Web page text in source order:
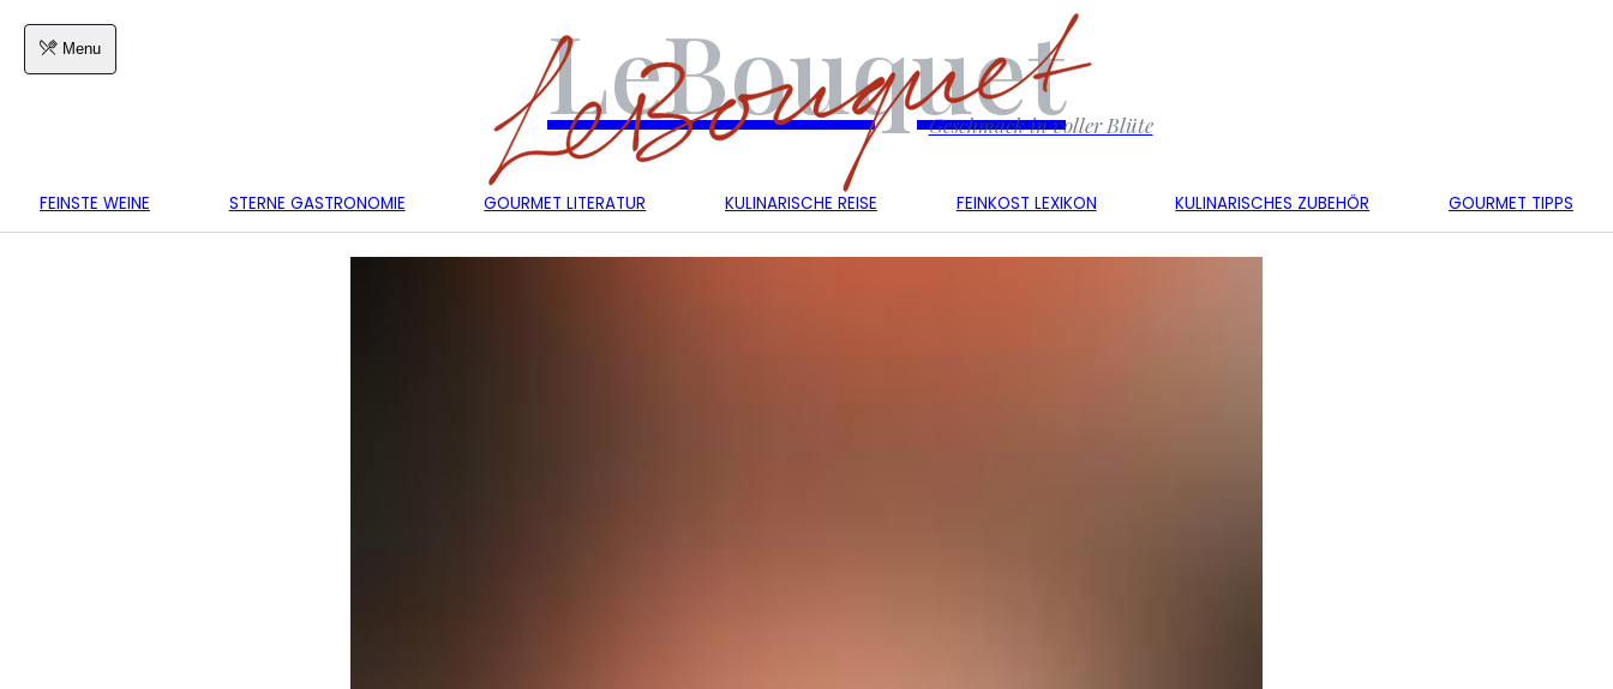
Menu LeBouquet
Geschmack in voller Blüte
FEINSTE WEINE STERNE GASTRONOMIE GOURMET LITERATUR KULINARISCHE REISE FEINKOST LEXIKON KULINARISCHES ZUBEHÖR GOURMET TIPPS